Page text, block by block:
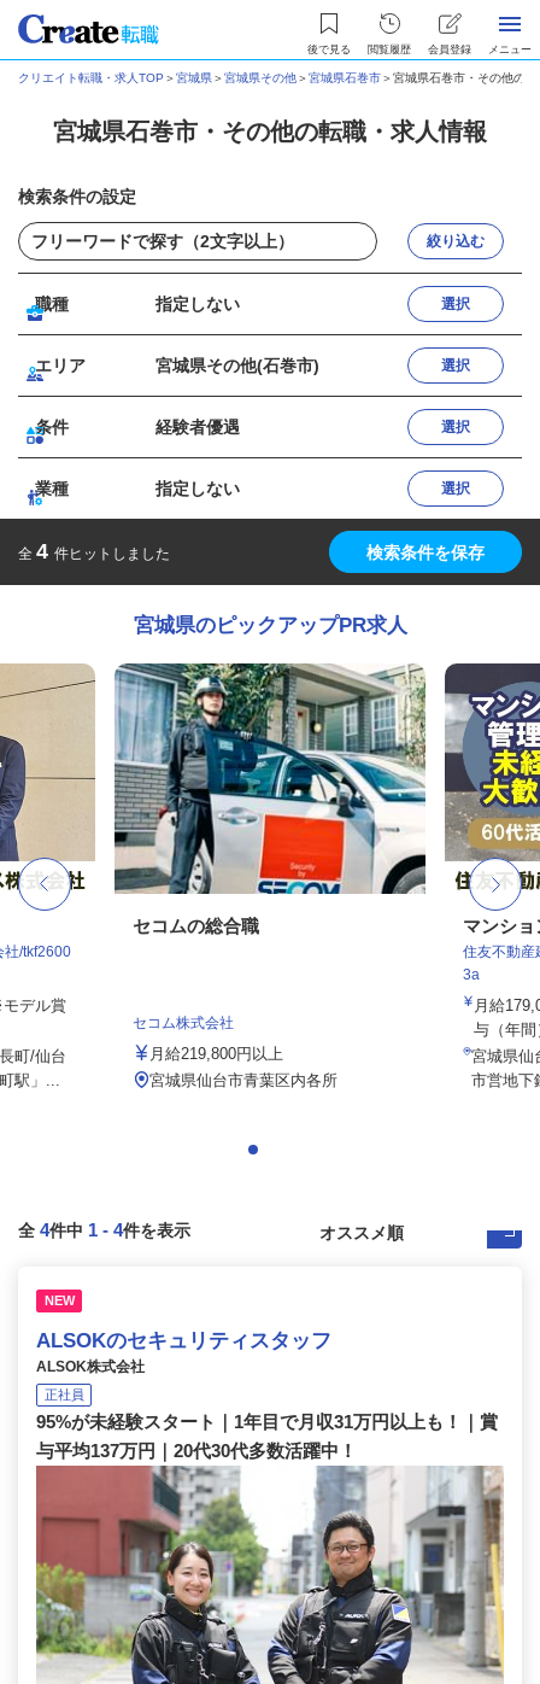
後で見る 閲覧履歴 会員登録 メニュー
クリエイト転職・求人TOP ＞宮城県＞宮城県その他＞宮城県石巻市＞宮城県石巻市・その他の
宮城県石巻市・その他の転職・求人情報
検索条件の設定
絞り込む
職種 指定しない 選択
エリア 宮城県その他(石巻市) 選択
条件 経験者優遇 選択
業種 指定しない 選択
全 4 件ヒットしました 検索条件を保存
宮城県のピックアップPR求人
社/tkf2600
デル賞
町/仙台
駅」...
セコムの総合職
セコム株式会社
月給219,800円以上
宮城県仙台市青葉区内各所
マンシ
住友不動産
3a
月給
与（年
宮城県仙
市営地下
全 4件中 1 - 4件を表示
NEW
ALSOKのセキュリティスタッフ
ALSOK株式会社
正社員
95%が未経験スタート｜1年目で月収31万円以上も！｜賞
与平均137万円｜20代30代多数活躍中！